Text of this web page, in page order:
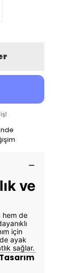
ve
hem de
için
ayak
sağlar.